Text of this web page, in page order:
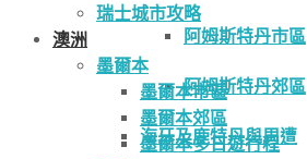
阿姆斯特丹市區
阿姆斯特丹郊區
海牙及鹿特丹與周遭
瑞士城市攻略
澳洲
墨爾本
墨爾本市區
墨爾本郊區
墨爾本多日遊行程